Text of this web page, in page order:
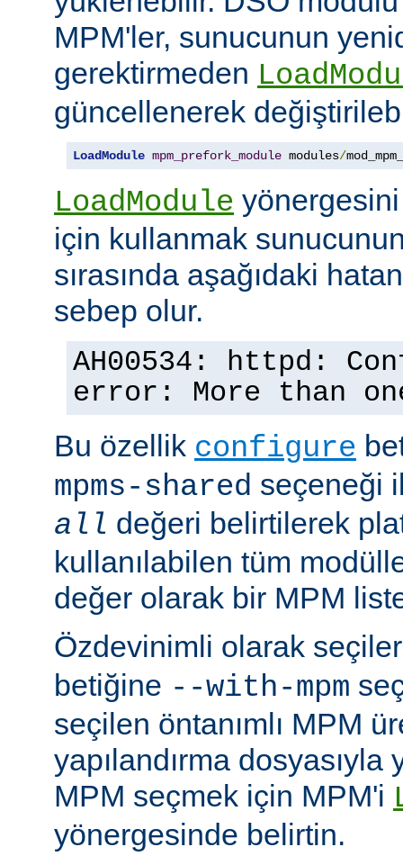
MPM'ler, sunucunun
gerektirmeden
güncellenerek
LoadModule mpm_prefork_module modules/
LoadModule
için kullanmak
sırasında aşağıdaki
sebep olur.
AH00534: httpd:
error: More than
Bu özellik configure
mpms-shared seçeneği
all değeri belirtilerek
kullanılabilen tüm
değer olarak bir MPM
Özdevinimli olarak
betiğine --with-mpm
seçilen öntanımlı MPM
yapılandırma dosyasıyla
MPM seçmek için MPM'i
yönergesinde belirtin.